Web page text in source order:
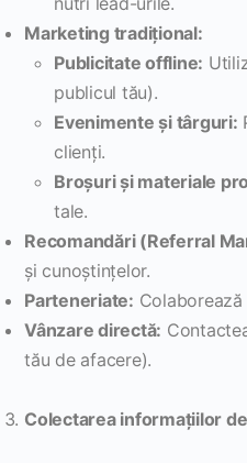
Marketing tradițional:
Publicitate offline:
publicul tău).
Evenimente și târguri:
clienți.
Broșuri și materiale
tale.
Recomandări (Referral
și cunoștințelor.
Parteneriate:
Vânzare directă:
tău de afacere).
Colectarea informațiilor